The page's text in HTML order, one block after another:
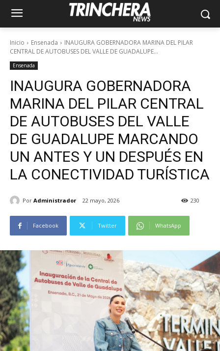
Inicio Ensenada
INAUGURA GOBERNADORA MARINA DEL PILAR
CENTRAL DE AUTOBUSES DEL VALLE DE GUADALUPE...
Ensenada
INAUGURA GOBERNADORA
MARINA DEL PILAR CENTRAL
DE AUTOBUSES DEL VALLE
DE GUADALUPE MARCANDO
UN ANTES Y UN DESPUÉS EN
LA CONECTIVIDAD TURÍSTICA
Por Administrador 22 mayo, 2026 230
Facebook Twitter WhatsApp